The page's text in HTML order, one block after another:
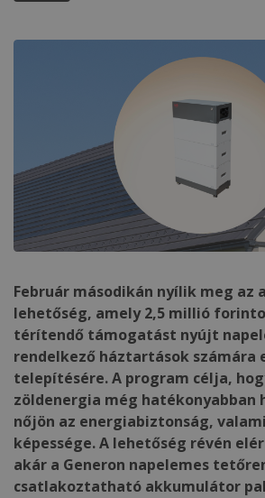
Február másodikán nyílik meg az
lehetőség, amely 2,5 millió
térítendő támogatást nyújt
rendelkező háztartások számára
telepítésére. A program célja,
zöldenergia még hatékonyabban
nőjön az energiabiztonság,
képessége. A lehetőség révén
akár a Generon napelemes
csatlakoztatható akkumulátor